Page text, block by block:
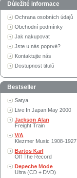
Důležité informace
Ochrana osobních údajů
Obchodní podmínky
Jak nakupovat
Jste u nás poprvé?
Kontaktujte nás
Dostupnost titulů
Bestseller
Satya
Live In Japan May 2000
Jackson Alan
Freight Train
V/A
Klezmer Music 1908-1927
Bartos Karl
Off The Record
Depeche Mode
Ultra (CD + DVD)